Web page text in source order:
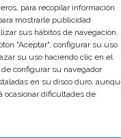
para recopilar información
mostrarle publicidad
sus hábitos de navegación.
"Aceptar", configurar su uso
su uso haciendo clic en el
configurar su navegador
en su disco duro,
ocasionar dificultades de